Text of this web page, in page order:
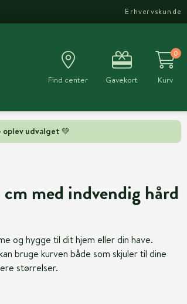
udvalget 💚
Erhvervskunde
Find center Gavekort
0
Kurv
med indvendig hård
og hygge til dit hjem eller din have.
bruge kurven både som skjuler til dine
størrelser.